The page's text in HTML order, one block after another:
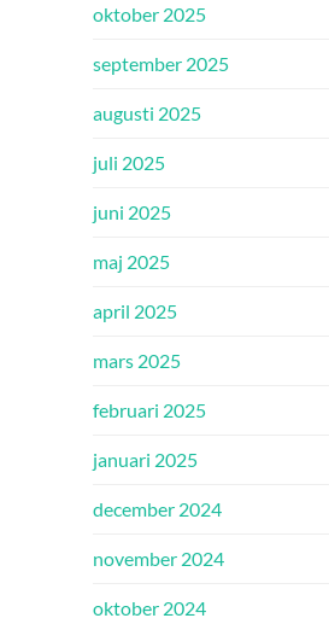
oktober 2025
september 2025
augusti 2025
juli 2025
juni 2025
maj 2025
april 2025
mars 2025
februari 2025
januari 2025
december 2024
november 2024
oktober 2024